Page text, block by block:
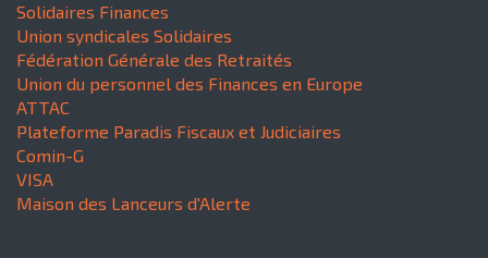
Solidaires Finances
Union syndicales Solidaires
Fédération Générale des Retraités
Union du personnel des Finances en Europe
ATTAC
Plateforme Paradis Fiscaux et Judiciaires
Comin-G
VISA
Maison des Lanceurs d'Alerte